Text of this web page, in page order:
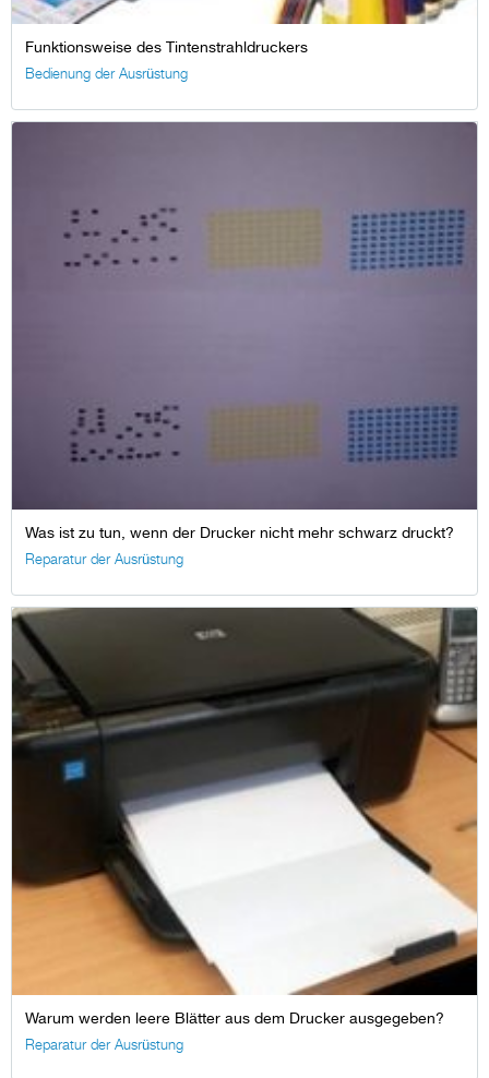
Funktionsweise des Tintenstrahldruckers
Bedienung der Ausrüstung
Was ist zu tun, wenn der Drucker nicht mehr schwarz druckt?
Reparatur der Ausrüstung
Warum werden leere Blätter aus dem Drucker ausgegeben?
Reparatur der Ausrüstung